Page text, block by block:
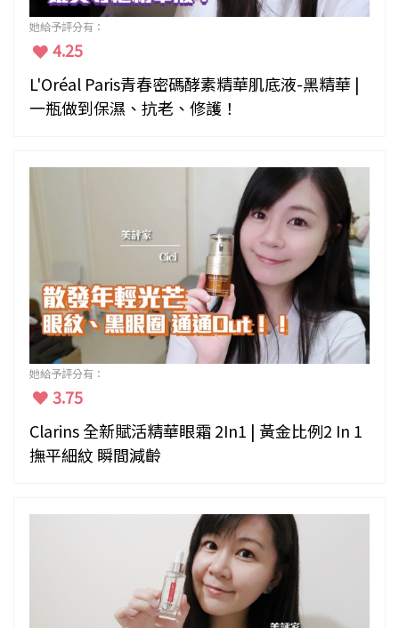
她給予評分有：
4.25
L'Oréal Paris青春密碼酵素精華肌底液-黑精華 |
一瓶做到保濕、抗老、修護！
她給予評分有：
3.75
Clarins 全新賦活精華眼霜 2In1 | 黃金比例2 In 1
撫平細紋 瞬間減齡